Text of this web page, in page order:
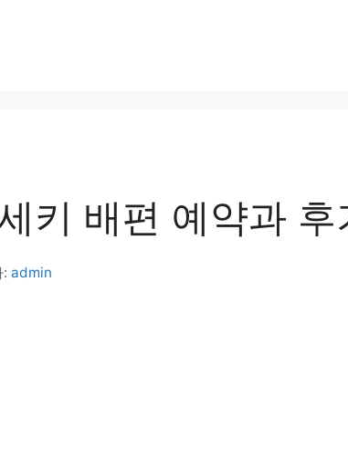
키 배편 예약과 후
: admin